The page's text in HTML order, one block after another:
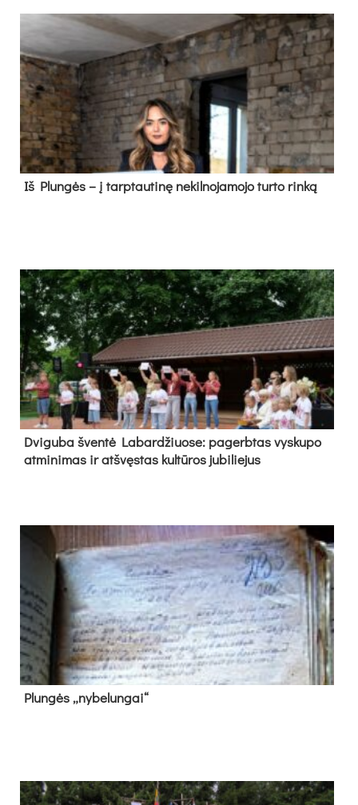
Iš Plungės – į tarptautinę nekilnojamojo turto rinką
Dvi­gu­ba šven­tė La­bar­džiuo­se: pa­gerb­tas vys­ku­po
at­mi­ni­mas ir at­švęs­tas kul­tū­ros ju­bi­lie­jus
Plun­gės „ny­be­lun­gai“